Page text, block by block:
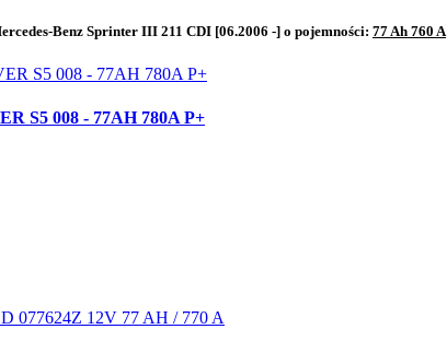
Benz Sprinter III 211 CDI [06.2006 -] o pojemności: 77 Ah 760 A
S5 008 - 77AH 780A P+